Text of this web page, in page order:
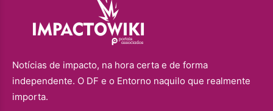
Notícias de impacto, na hora certa e de forma
independente. O DF e o Entorno naquilo que realmente
importa.